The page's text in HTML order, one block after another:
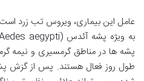
عامل این بیماری، ویروس تب زرد
پشه ها در مناطق گرمسیری و نیمه
طول روز فعال هستند. پس از گزش